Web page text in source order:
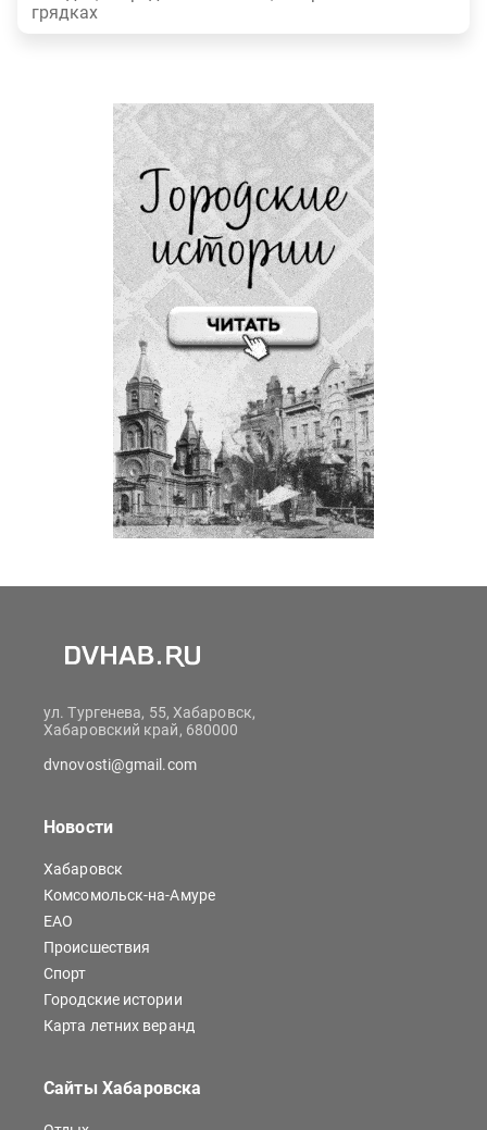
грядках
ул. Тургенева, 55, Хабаровск,
Хабаровский край, 680000
dvnovosti@gmail.com
Новости
Хабаровск
Комсомольск-на-Амуре
ЕАО
Происшествия
Спорт
Городские истории
Карта летних веранд
Сайты Хабаровска